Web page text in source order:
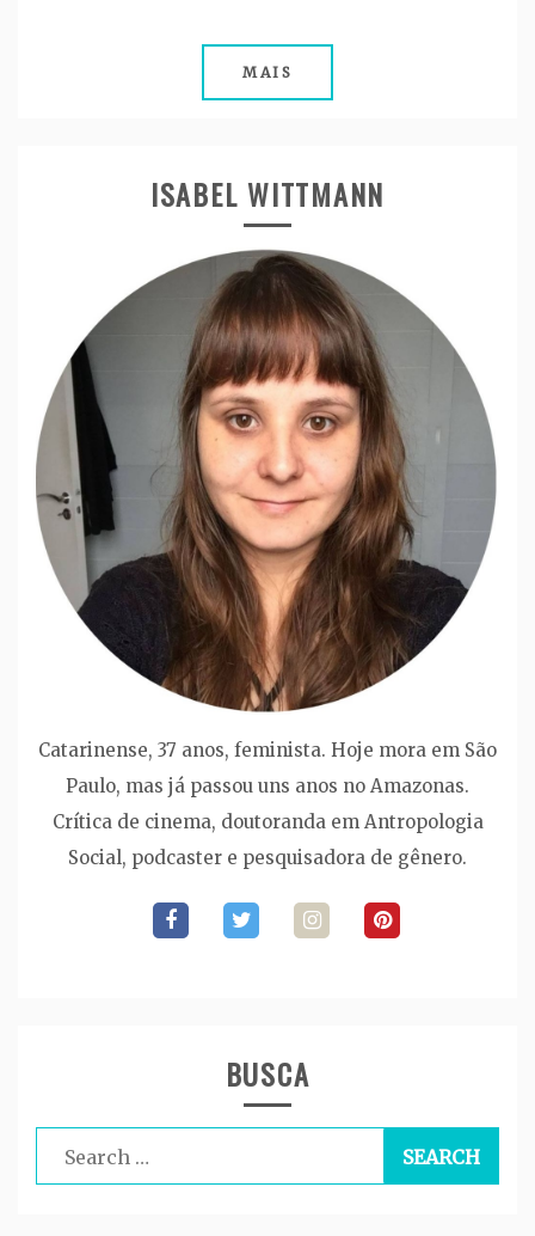
MAIS
ISABEL WITTMANN
Catarinense, 37 anos, feminista. Hoje mora em São
Paulo, mas já passou uns anos no Amazonas.
Crítica de cinema, doutoranda em Antropologia
Social, podcaster e pesquisadora de gênero.
BUSCA
for: